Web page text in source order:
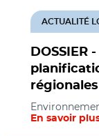
DOSSIER
ACTUALITÉ
En savoir